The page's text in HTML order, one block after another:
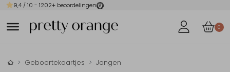
9,4 / 10 - 1202+ beoordelingen
0
Geboortekaartjes Jongen